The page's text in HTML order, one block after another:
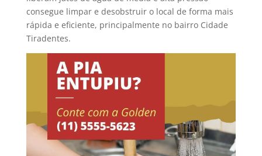
consegue limpar e desobstruir o local de forma mais
rápida e eficiente, principalmente no bairro Cidade
Tiradentes.